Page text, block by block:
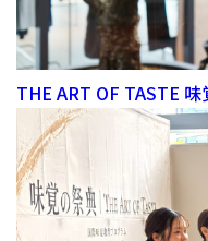
THE ART OF TASTE